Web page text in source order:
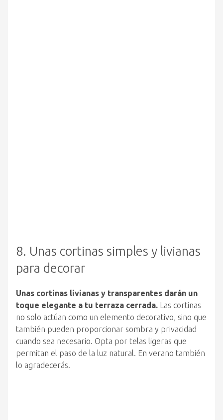
8. Unas cortinas simples y livianas
para decorar
Unas cortinas livianas y transparentes darán un
toque elegante a tu terraza cerrada. Las cortinas
no solo actúan como un elemento decorativo, sino que
también pueden proporcionar sombra y privacidad
cuando sea necesario. Opta por telas ligeras que
permitan el paso de la luz natural. En verano también
lo agradecerás.